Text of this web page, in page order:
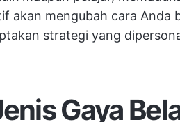
akan mengubah cara Anda
strategi yang
Gaya